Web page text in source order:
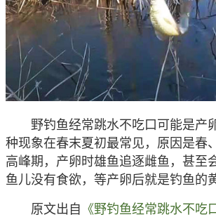
野钓鱼经常跳水不吃口可能是产
种现象在春末夏初最常见，原因是春
高峰期，产卵时雄鱼追逐雌鱼，甚至
鱼儿没有食欲，等产卵后就是钓鱼的
原文出自 《野钓鱼经常跳水不吃